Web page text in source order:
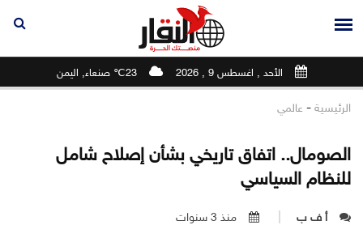
الأحد , اغسطس 9 , 2026 23℃ صنعاء, اليمن
الرئيسية - عالمي
الصومال.. اتفاق تاريخي بشأن إصلاح شامل
للنظام السياسي
أ ف ب منذ 3 سنوات